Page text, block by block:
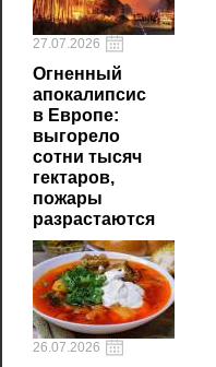
27.07.2026
Огненный
апокалипсис
в Европе:
выгорело
сотни тысяч
гектаров,
пожары
разрастаются
26.07.2026